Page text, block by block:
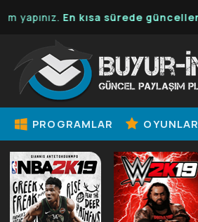
En kısa sürede güncellenecektir.
PROGRAMLAR OYUNLAR